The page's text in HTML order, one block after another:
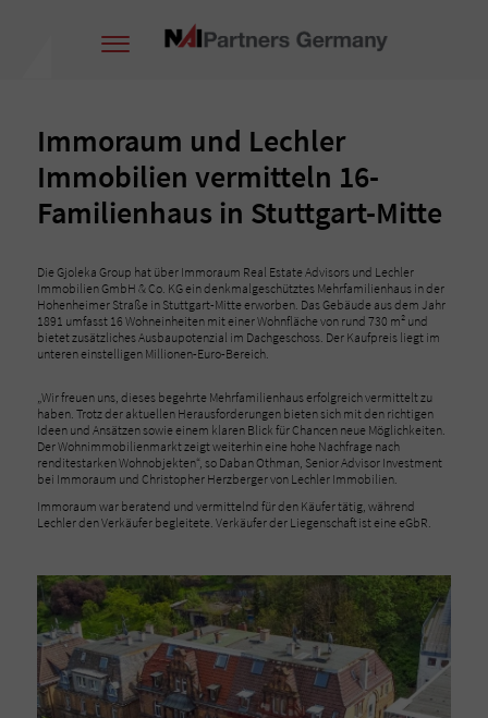
Immoraum und Lechler
Immobilien vermitteln 16-
Familienhaus in Stuttgart-Mitte
Die Gjoleka Group hat über Immoraum Real Estate Advisors und Lechler
Immobilien GmbH & Co. KG ein denkmalgeschütztes Mehrfamilienhaus in der
Hohenheimer Straße in Stuttgart-Mitte erworben. Das Gebäude aus dem Jahr
1891 umfasst 16 Wohneinheiten mit einer Wohnfläche von rund 730 m² und
bietet zusätzliches Ausbaupotenzial im Dachgeschoss. Der Kaufpreis liegt im
unteren einstelligen Millionen-Euro-Bereich.
„Wir freuen uns, dieses begehrte Mehrfamilienhaus erfolgreich vermittelt zu
haben. Trotz der aktuellen Herausforderungen bieten sich mit den richtigen
Ideen und Ansätzen sowie einem klaren Blick für Chancen neue Möglichkeiten.
Der Wohnimmobilienmarkt zeigt weiterhin eine hohe Nachfrage nach
renditestarken Wohnobjekten“, so Daban Othman, Senior Advisor Investment
bei Immoraum und Christopher Herzberger von Lechler Immobilien.
Immoraum war beratend und vermittelnd für den Käufer tätig, während
Lechler den Verkäufer begleitete. Verkäufer der Liegenschaft ist eine eGbR.